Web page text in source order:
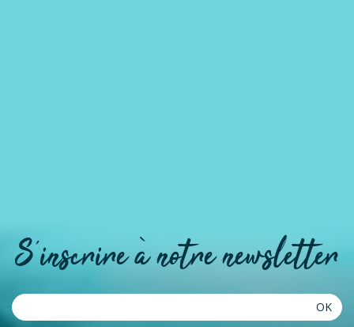
S'inscrire à notre newsletter
OK